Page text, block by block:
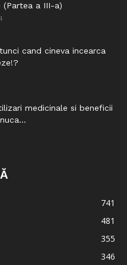
(Partea a III-a)
cand cineva incearca
medicinale si beneficii
741
481
355
346